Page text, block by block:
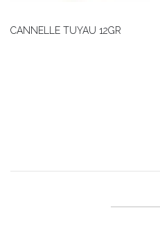
CANNELLE TUYAU 12GR